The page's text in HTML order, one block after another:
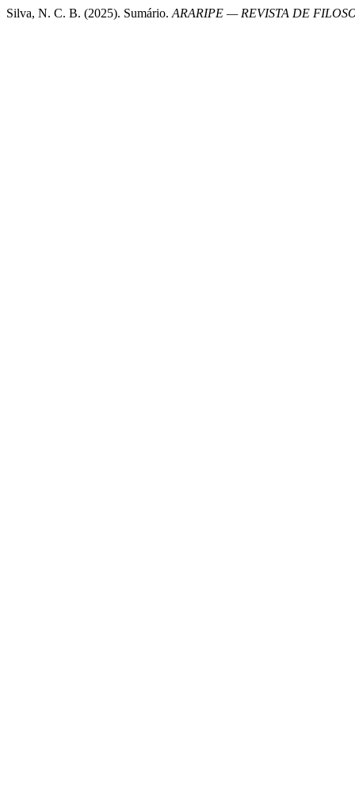
Silva, N. C. B. (2025). Sumário. ARARIPE — REVISTA DE